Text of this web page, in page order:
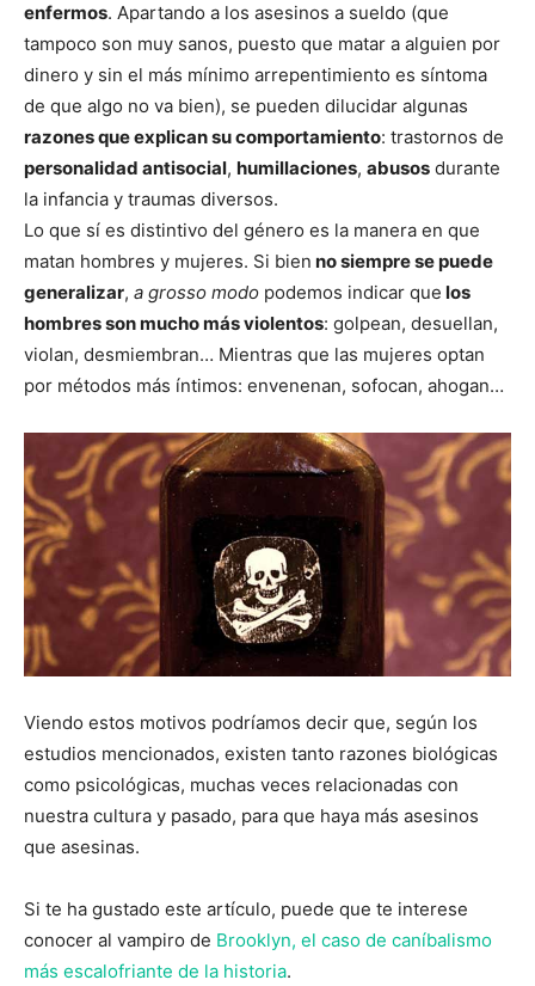
enfermos. Apartando a los asesinos a sueldo (que
tampoco son muy sanos, puesto que matar a alguien por
dinero y sin el más mínimo arrepentimiento es síntoma
de que algo no va bien), se pueden dilucidar algunas
razones que explican su comportamiento: trastornos de
personalidad antisocial, humillaciones, abusos durante
la infancia y traumas diversos.
Lo que sí es distintivo del género es la manera en que
matan hombres y mujeres. Si bien no siempre se puede
generalizar, a grosso modo podemos indicar que los
hombres son mucho más violentos: golpean, desuellan,
violan, desmiembran… Mientras que las mujeres optan
por métodos más íntimos: envenenan, sofocan, ahogan…
Viendo estos motivos podríamos decir que, según los
estudios mencionados, existen tanto razones biológicas
como psicológicas, muchas veces relacionadas con
nuestra cultura y pasado, para que haya más asesinos
que asesinas.
Si te ha gustado este artículo, puede que te interese
conocer al vampiro de Brooklyn, el caso de caníbalismo
más escalofriante de la historia.